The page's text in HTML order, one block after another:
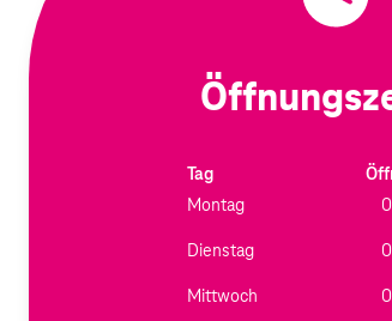
Tag
Montag
Dienstag
Mittwoch